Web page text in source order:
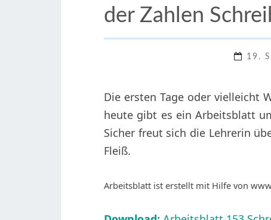
der Zahlen
19.
Die ersten Tage oder vielleicht
heute gibt es ein Arbeitsblatt
Sicher freut sich die Lehrerin
Fleiß.
Arbeitsblatt ist erstellt mit Hilfe von